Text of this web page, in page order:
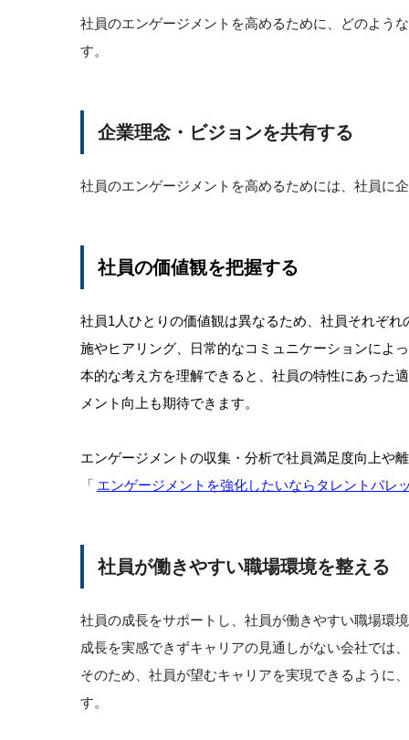
社員のエンゲージメントを高めるために、どのよう
す。
企業理念・ビジョンを共有する
社員のエンゲージメントを高めるためには、社員に
社員の価値観を把握する
社員1人ひとりの価値観は異なるため、社員それぞ
施やヒアリング、日常的なコミュニケーションによ
本的な考え方を理解できると、社員の特性にあった
メント向上も期待できます。
エンゲージメントの収集・分析で社員満足度向上や
「 エンゲージメントを強化したいならタレントパレ
社員が働きやすい職場環境を整える
社員の成長をサポートし、社員が働きやすい職場環
成長を実感できずキャリアの見通しがない会社では
そのため、社員が望むキャリアを実現できるように
す。